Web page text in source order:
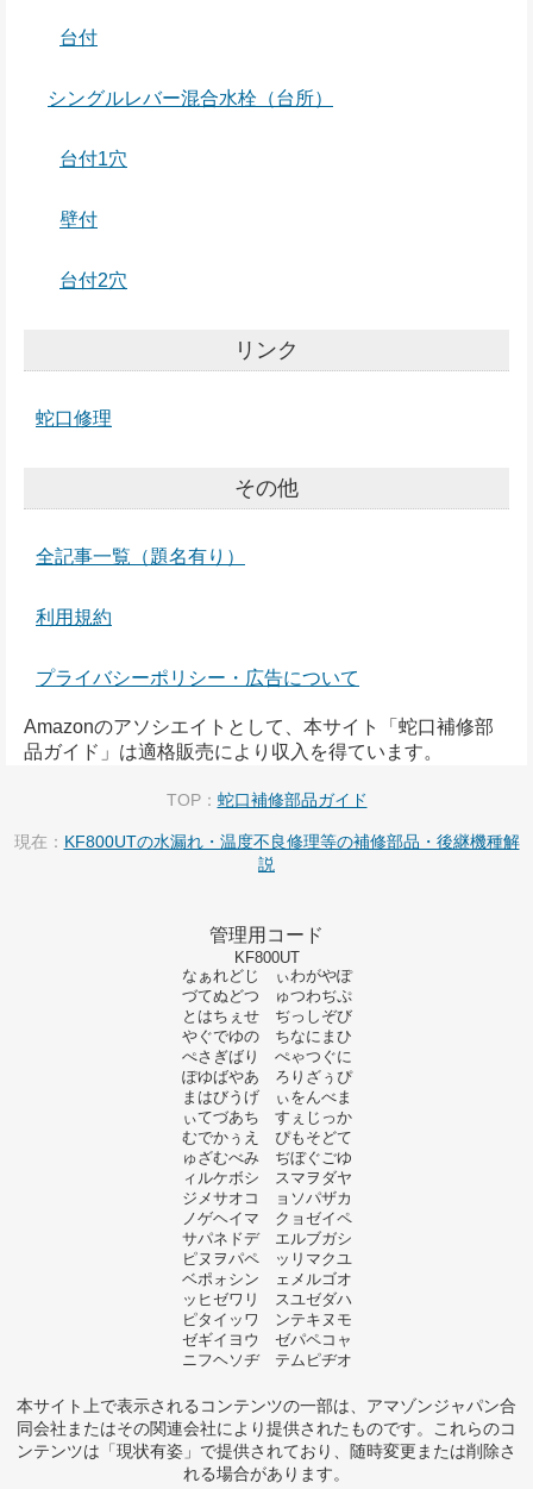
台付
シングルレバー混合水栓（台所）
台付1穴
壁付
台付2穴
リンク
蛇口修理
その他
全記事一覧（題名有り）
利用規約
プライバシーポリシー・広告について
Amazonのアソシエイトとして、本サイト「蛇口補修部
品ガイド」は適格販売により収入を得ています。
TOP： 蛇口補修部品ガイド
現在： KF800UTの水漏れ・温度不良修理等の補修部品・後継機種解
説
管理用コード
KF800UT
なぁれどじ ぃわがやぽ
づてぬどつ ゅつわぢぷ
とはちぇせ ぢっしぞび
やぐでゆの ちなにまひ
ぺさぎばり ぺゃつぐに
ぽゆばやあ ろりざぅぴ
まはびうげ ぃをんべま
ぃてづあち すぇじっか
むでかぅえ ぴもそどて
ゅざむべみ ぢぼぐごゆ
ィルケボシ スマヲダヤ
ジメサオコ ョソパザカ
ノゲヘイマ クョゼイペ
サパネドデ エルブガシ
ピヌヲパペ ッリマクユ
ベポォシン ェメルゴオ
ッヒゼワリ スユゼダハ
ピタイッワ ンテキヌモ
ゼギイヨウ ゼパペコャ
ニフヘソヂ テムピヂオ
本サイト上で表示されるコンテンツの一部は、アマゾンジャパン合
同会社またはその関連会社により提供されたものです。これらのコ
ンテンツは「現状有姿」で提供されており、随時変更または削除さ
れる場合があります。